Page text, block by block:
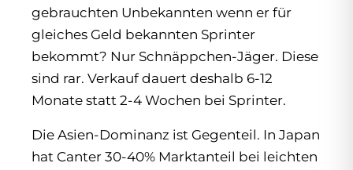
gebrauchten Unbekannten wenn er für
gleiches Geld bekannten Sprinter
bekommt? Nur Schnäppchen-Jäger. Diese
sind rar. Verkauf dauert deshalb 6-12
Monate statt 2-4 Wochen bei Sprinter.
Die Asien-Dominanz ist Gegenteil. In Japan
hat Canter 30-40% Marktanteil bei leichten